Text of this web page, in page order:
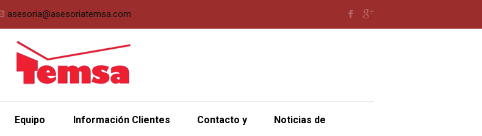
asesoria@asesoriatemsa.com
Equipo Información Clientes Contacto y Noticias de